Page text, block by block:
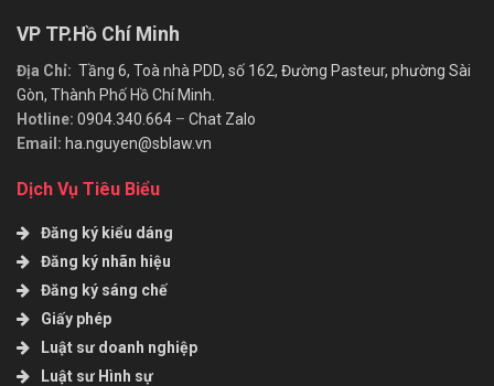
VP TP.Hồ Chí Minh
Địa Chỉ: Tầng 6, Toà nhà PDD, số 162, Đường Pasteur, phường Sài
Gòn, Thành Phố Hồ Chí Minh.
Hotline: 0904.340.664 – Chat Zalo
Email: ha.nguyen@sblaw.vn
Dịch Vụ Tiêu Biểu
Đăng ký kiểu dáng
Đăng ký nhãn hiệu
Đăng ký sáng chế
Giấy phép
Luật sư doanh nghiệp
Luật sư Hình sự